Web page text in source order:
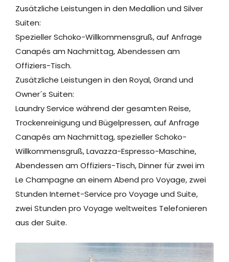
Zusätzliche Leistungen in den Medallion und Silver
Suiten:
Spezieller Schoko-Willkommensgruß, auf Anfrage
Canapés am Nachmittag, Abendessen am
Offiziers-Tisch.
Zusätzliche Leistungen in den Royal, Grand und
Owner´s Suiten:
Laundry Service während der gesamten Reise,
Trockenreinigung und Bügelpressen, auf Anfrage
Canapés am Nachmittag, spezieller Schoko-
Willkommensgruß, Lavazza-Espresso-Maschine,
Abendessen am Offiziers-Tisch, Dinner für zwei im
Le Champagne an einem Abend pro Voyage, zwei
Stunden Internet-Service pro Voyage und Suite,
zwei Stunden pro Voyage weltweites Telefonieren
aus der Suite.